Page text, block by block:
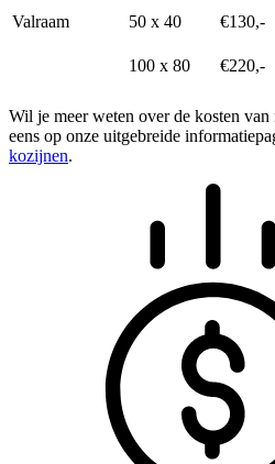
Valraam 50 x 40 €130,-
100 x 80 €220,-
Wil je meer weten over de kosten
eens op onze uitgebreide
kozijnen.